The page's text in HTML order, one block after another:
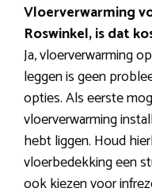
Vloerverwarming
Roswinkel, is dat
Ja, vloerverwarming
leggen is geen
opties. Als eerste
vloerverwarming
hebt liggen. Houd
vloerbedekking een
ook kiezen voor